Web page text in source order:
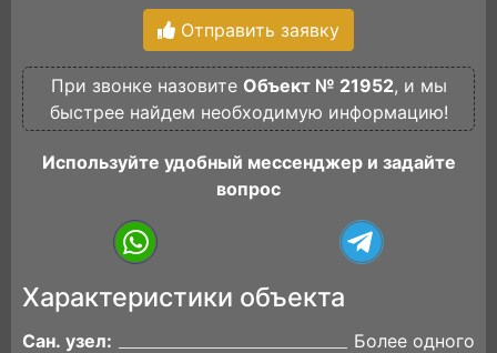
Отправить заявку
При звонке назовите Объект № 21952, и мы
быстрее найдем необходимую информацию!
Используйте удобный мессенджер и задайте
вопрос
Характеристики объекта
Сан. узел:
Более одного